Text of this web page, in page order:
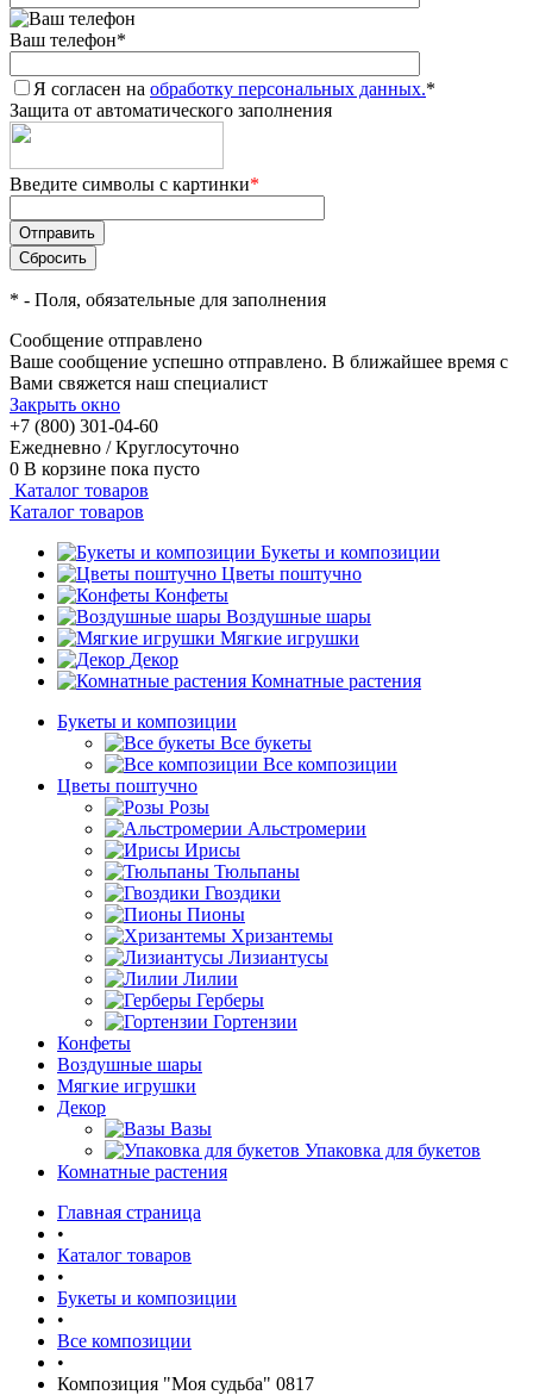
Ваш телефон*
Я согласен на обработку персональных данных.*
Защита от автоматического заполнения
Введите символы с картинки*
* - Поля, обязательные для заполнения
Сообщение отправлено
Ваше сообщение успешно отправлено. В ближайшее время с
Вами свяжется наш специалист
Закрыть окно
+7 (800) 301-04-60
Ежедневно / Круглосуточно
0 В корзине пока пусто
Каталог товаров
Каталог товаров
Букеты и композиции
Цветы поштучно
Конфеты
Воздушные шары
Мягкие игрушки
Декор
Комнатные растения
Букеты и композиции
Все букеты
Все композиции
Цветы поштучно
Розы
Альстромерии
Ирисы
Тюльпаны
Гвоздики
Пионы
Хризантемы
Лизиантусы
Лилии
Герберы
Гортензии
Конфеты
Воздушные шары
Мягкие игрушки
Декор
Вазы
Упаковка для букетов
Комнатные растения
Главная страница
•
Каталог товаров
•
Букеты и композиции
•
Все композиции
•
Композиция "Моя судьба" 0817